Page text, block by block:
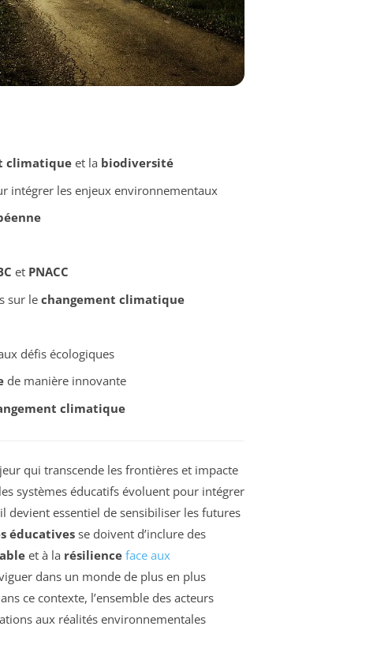
climatiqueet la biodiversité
intégrer les enjeux environnementaux
et PNACC
sur le changement climatique
défis écologiques
de manière innovante
climatique
qui transcende les frontières et impacte
systèmes éducatifs évoluent pour intégrer
devient essentiel de sensibiliser les futures
éducatives se doivent d’inclure des
et à la résilience face aux
dans un monde de plus en plus
ce contexte, l’ensemble des acteurs
aux réalités environnementales